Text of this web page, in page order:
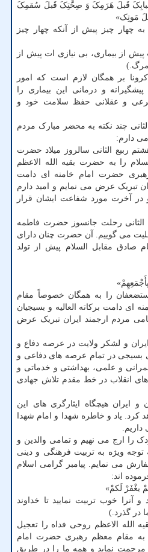
شَبابِکَ قَبلَ هَرَمِکَ وَ صِحَّتِکَ قَبلَ سُقمِکَ
مَوتِک»
چهار چیز پیش از آنکه چهار چیز
از بیماری، بی نیازی ات پیش از
مرگ.)
بر همگان لازم است که امور
و درمانی این بیماری را
و عقلانی حفظ سلامت خود و
چند نکته به محضر مبارک مردم
می دارم:
ربیع الثانی سالروز میلاد حضرت
را به حضرت بقیه الله الاعظم
حضرت امام خامنه ای دامت
تبریک عرض می نمایم و امید دارم
آخرت مورد شفاعت ایشان قرار
الثانی رحلت جانسوز حضرت فاطمه
می گوییم. آن حضرت چنان دارای
صادق مقابل السلام پیش از تولد
را به همگان خصوصاً مقام
دامت برکاته العالیه و بسیجیان
مردم ارجمند ایران تبریک عرض
و لشکر ولایت در عرصه دفاع و
بسیجی در تمام عرصه های دفاعی و
و علمی، بهداشتی و خدماتی و
انقلاب در خط مقدم تلاش جهادی
و ایران هیچگاه ایثارگری های این
کرد. یاد و خاطره شهدا و امام شهدا
را ارج می نهیم و تمامی والدین و
توجه ویژه به تربیت فرهنگی و دینی
می نمایم. پیامبر گرامی اسلام
اند:
یغْفَرْ لَکمْ»
و آنرا خوب تربیت نمایید تا خداوند
در گذرد.)
الله الاعظم روحی فداه را تعجیل
به مقام معظم رهبری حضرت امام
مرحمت نماید و همه ما را در طریق